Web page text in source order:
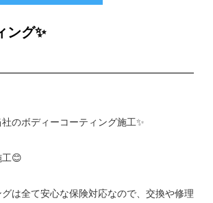
ング✨
のボディーコーティング施工✨
工😊
は全て安心な保険対応なので、交換や修理